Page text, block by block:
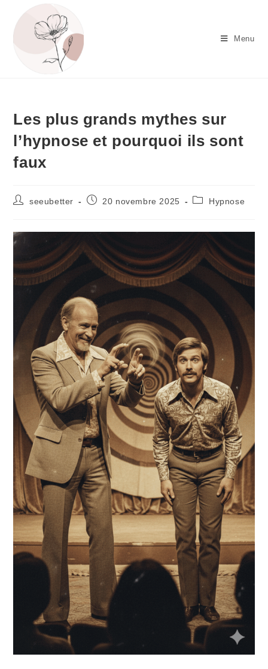
Menu
Les plus grands mythes sur
l’hypnose et pourquoi ils sont
faux
seeubetter 20 novembre 2025 Hypnose